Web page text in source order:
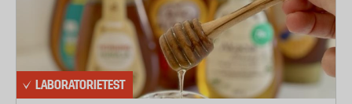
LABORATORIETEST